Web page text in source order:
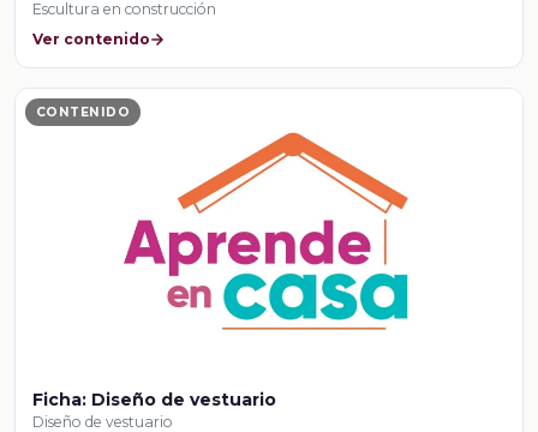
Escultura en construcción
Ver contenido
CONTENIDO
Ficha: Diseño de vestuario
Diseño de vestuario